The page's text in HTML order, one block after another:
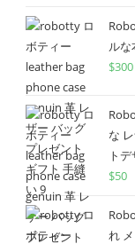
ルな
$300
な
ト
$50
れ